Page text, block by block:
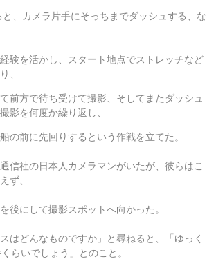
、カメラ片手にそっちまでダッシュする、な
験を活かし、スタート地点でストレッチなど
、
前方で待ち受けて撮影、そしてまたダッシュ
影を何度か繰り返し、
の前に先回りするという作戦を立てた。
信社の日本人カメラマンがいたが、彼らはこ
ず、
後にして撮影スポットへ向かった。
はどんなものですか」と尋ねると、「ゆっく
らいでしょう」とのこと。